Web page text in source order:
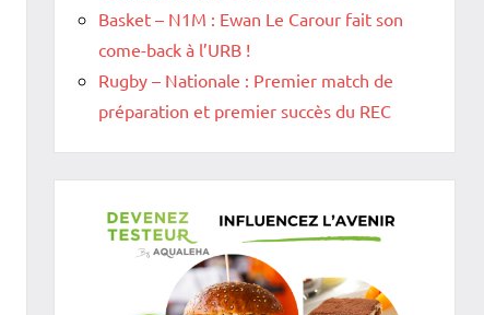
Basket – N1M : Ewan Le Carour fait son
come-back à l’URB !
Rugby – Nationale : Premier match de
préparation et premier succès du REC